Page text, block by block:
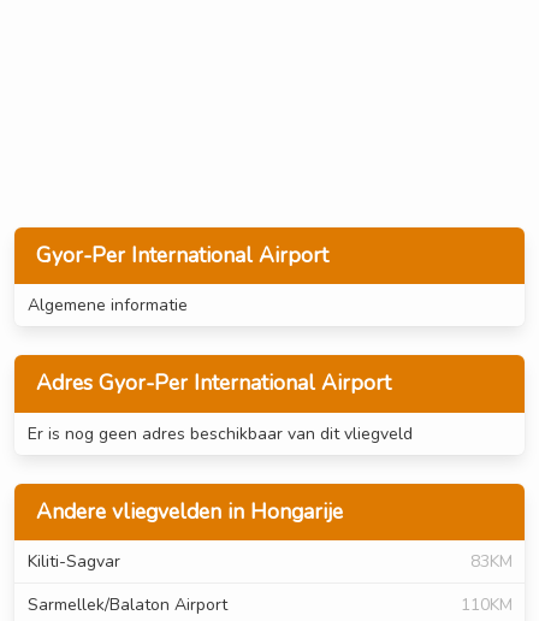
Gyor-Per International Airport
Algemene informatie
Adres Gyor-Per International Airport
Er is nog geen adres beschikbaar van dit vliegveld
Andere vliegvelden in Hongarije
Kiliti-Sagvar
83KM
Sarmellek/Balaton Airport
110KM